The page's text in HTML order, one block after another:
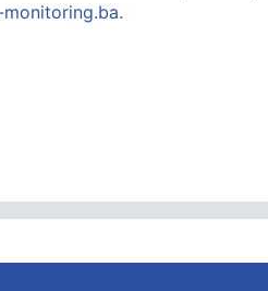
monitoring.ba.